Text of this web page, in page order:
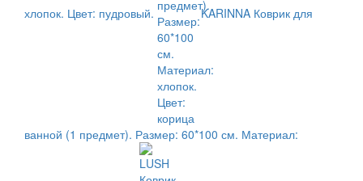
хлопок. Цвет: пудровый. KARINNA Коврик для
ванной (1 предмет). Размер: 60*100 см. Материал: